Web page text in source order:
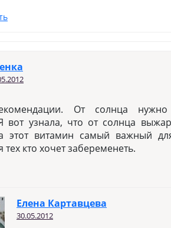
От солнца нужно
узнала, что от солнца
этот витамин самый важный
кто хочет забеременеть.
Елена Картавцева
30.05.2012